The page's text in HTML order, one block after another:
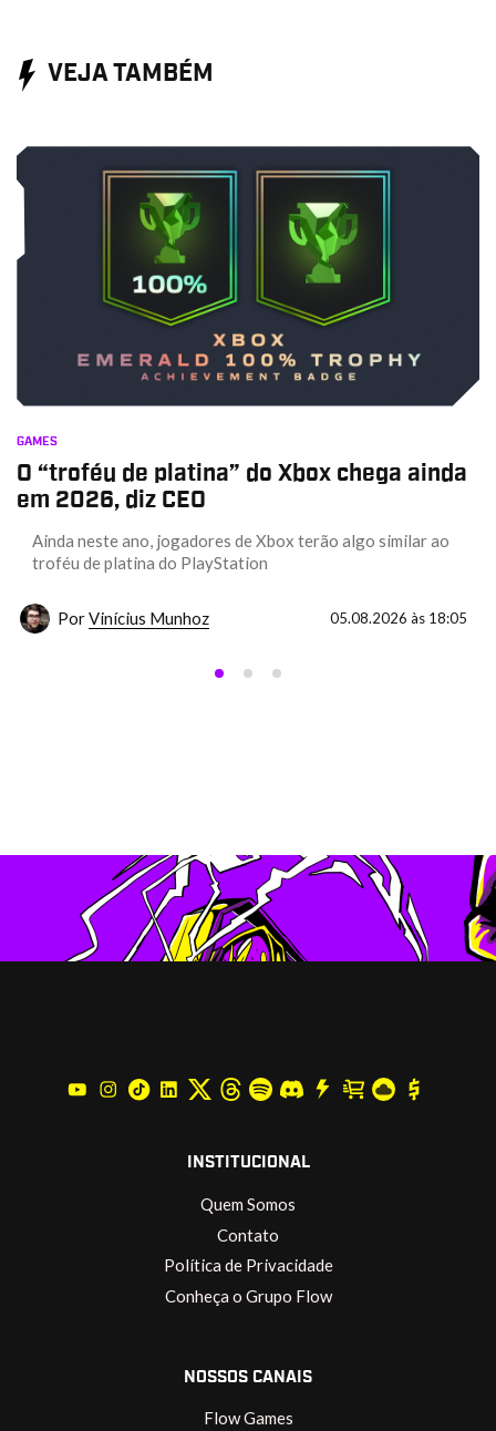
VEJA TAMBÉM
GAMES
O “troféu de platina” do Xbox chega ainda
em 2026, diz CEO
Ainda neste ano, jogadores de Xbox terão algo similar ao
troféu de platina do PlayStation
PorVinícius Munhoz 05.08.2026 às 18:05
INSTITUCIONAL
Quem Somos
Contato
Política de Privacidade
Conheça o Grupo Flow
NOSSOS CANAIS
Flow Games